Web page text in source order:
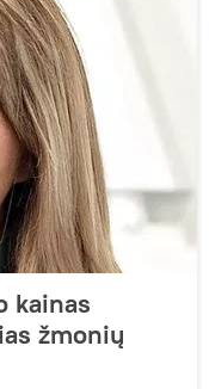
kainas
žmonių